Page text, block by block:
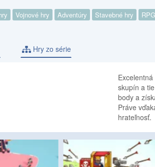
Vojnové hry Adventúry Stavebné hry
Hry zo série
skupín a
body a
Práve
hrateľnosť.